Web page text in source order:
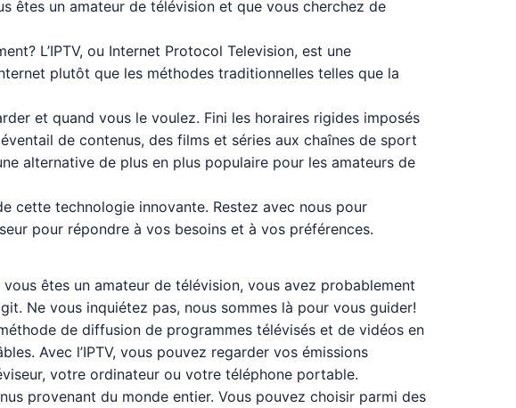
êtes un amateur de télévision et que vous cherchez de
L’IPTV, ou Internet Protocol Television, est une
plutôt que les méthodes traditionnelles telles que la
et quand vous le voulez. Fini les horaires rigides imposés
de contenus, des films et séries aux chaînes de sport
alternative de plus en plus populaire pour les amateurs de
cette technologie innovante. Restez avec nous pour
pour répondre à vos besoins et à vos préférences.
êtes un amateur de télévision, vous avez probablement
Ne vous inquiétez pas, nous sommes là pour vous guider!
de diffusion de programmes télévisés et de vidéos en
Avec l’IPTV, vous pouvez regarder vos émissions
votre ordinateur ou votre téléphone portable.
provenant du monde entier. Vous pouvez choisir parmi des